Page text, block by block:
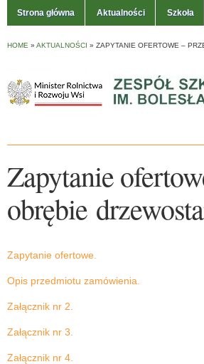
Strona główna Aktualności Szkoła
HOME » AKTUALNOŚCI » ZAPYTANIE OFERTOWE –
Zapytanie
obrębie
Zapytanie ofertowe.
Opis przedmiotu zamówienia.
Załącznik nr 2.
Załącznik nr 3.
Załącznik nr 4.